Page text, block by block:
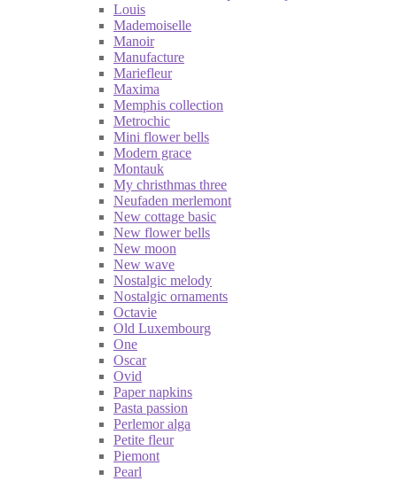
Louis
Mademoiselle
Manoir
Manufacture
Mariefleur
Maxima
Memphis collection
Metrochic
Mini flower bells
Modern grace
Montauk
My christhmas three
Neufaden merlemont
New cottage basic
New flower bells
New moon
New wave
Nostalgic melody
Nostalgic ornaments
Octavie
Old Luxembourg
One
Oscar
Ovid
Paper napkins
Pasta passion
Perlemor alga
Petite fleur
Piemont
Pearl